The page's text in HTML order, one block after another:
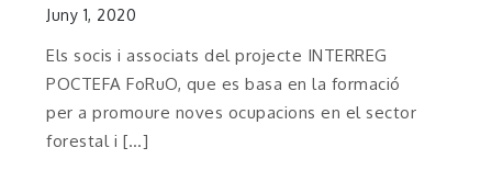
Juny 1, 2020
Els socis i associats del projecte INTERREG
POCTEFA FoRuO, que es basa en la formació
per a promoure noves ocupacions en el sector
forestal i […]